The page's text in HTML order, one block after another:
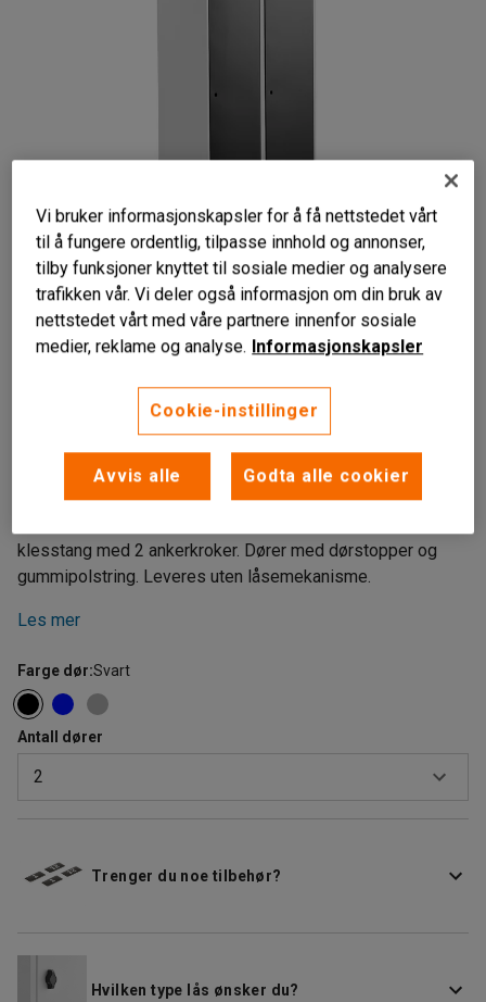
Ventilasjonshull
Robust og av høy kvalitet
Hattehylle og klesstang
klesstang med 2 ankerkroker. Dører med dørstopper og
gummipolstring. Leveres uten låsemekanisme.
Les mer
Farge dør:Svart
Antall dører
2
3 Trenger du noe tilbehør?
Hvilken type lås ønsker du?
Vi bruker informasjonskapsler for å få nettstedet vårt
til å fungere ordentlig, tilpasse innhold og annonser,
tilby funksjoner knyttet til sosiale medier og analysere
trafikken vår. Vi deler også informasjon om din bruk av
nettstedet vårt med våre partnere innenfor sosiale
medier, reklame og analyse. Informasjonskapsler
Cookie-instillinger
Avvis alle Godta alle cookier